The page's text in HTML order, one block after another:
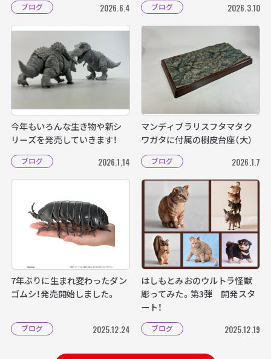
ブログ 2026.6.4 ブログ 2026.3.10
今年もいろんな生き物や新シ
リーズを発売していきます！
ブログ 2026.1.14
マンディブラリスフタマタク
ワガタに付属の樹皮台座（大）
ブログ 2026.1.7
7年ぶりに生まれ変わったダン
ゴムシ！発売開始しました。
ブログ 2025.12.24
はしもとみおのウルトラ怪獣
彫ってみた。第3弾 開発スタ
ート！
ブログ 2025.12.19